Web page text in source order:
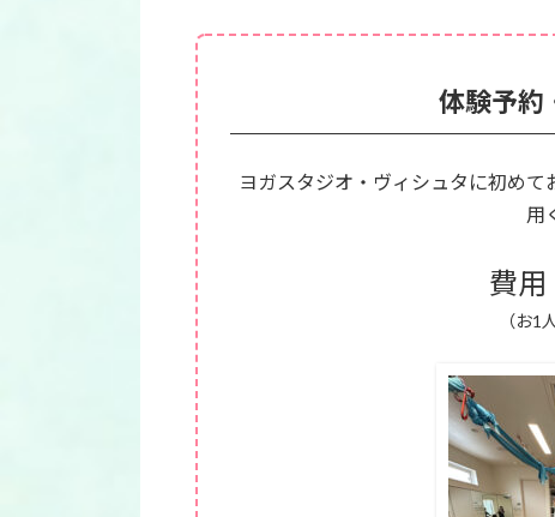
体験予約
ヨガスタジオ・ヴィシュタに初め
用
費用
（お1